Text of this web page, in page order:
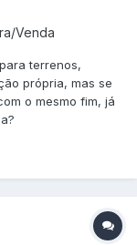
Venda
terrenos,
própria, mas se
o mesmo fim, já